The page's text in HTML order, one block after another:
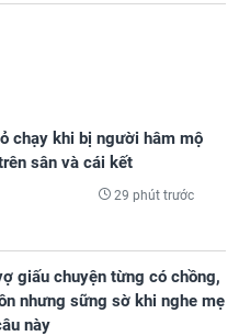
chạy khi bị người hâm mộ
sân và cái kết
29 phút trước
giấu chuyện từng có chồng,
nhưng sững sờ khi nghe mẹ
này